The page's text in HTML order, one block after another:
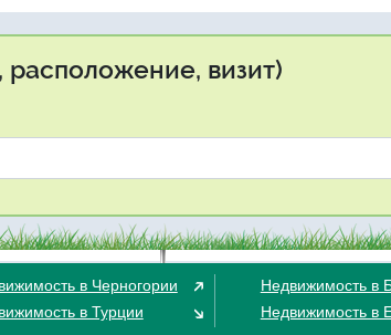
расположение, визит)
в Черногории
в Турции
Недвижимость в
Недвижимость в